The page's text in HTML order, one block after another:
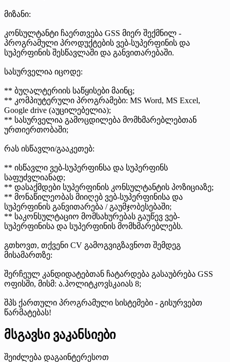
მიზანი:
კონსულტანტი ჩაერთვება GSS მიერ შექმნილ -
პროგრამული პროდუქტების ვებ-სუპერფინის და
სუპერფინის შესწავლაში და განვითარებაში.
სასურველია იცოდე:
** ბუღალტერიის საწყისები მაინც;
** კომპიუტერული პროგრამები: MS Word, MS Excel,
Google drive (აუცილებელია);
** სასურველია გამოცდილება მომხმარებლებთან
ურთიერთობაში;
რას ისწავლი/გააკეთებ:
** ისწავლი ვებ-სუპერფინსა და სუპერფინს
საფუძვლიანად;
** დასაქმდები სუპერფინის კონსულტანტის პოზიციაზე;
** მონაწილეობას მიიღებ ვებ-სუპერფინისა და
სუპერფინის განვითარება / გაუმჯობესებაში;
** საკონსულტაციო მომსახურებას გაუწევ ვებ-
სუპერფინისა და სუპერფინის მომხმარებლებს.
გთხოვთ, თქვენი CV გამოგვიგზავნოთ შემდეგ
მისამართზე:
შერჩეულ კანდიდატებთან ჩატარდება გასაუბრება GSS
ოფისში, მისმ: ა.პოლიტკოვსკაიას 8;
შპს ქართული პროგრამული სისტემები - გისურვებთ
წარმატებას!
მსგავსი ვაკანსიები
შეიძლება დაგაინტერესოთ